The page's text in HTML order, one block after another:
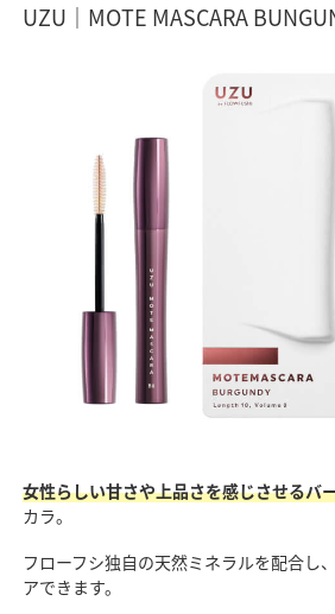
UZU｜MOTE MASCARA
女性らしい甘さや上品さを感じさせるバ
カラ。
フローフシ独自の天然ミネラルを配合し
アできます。